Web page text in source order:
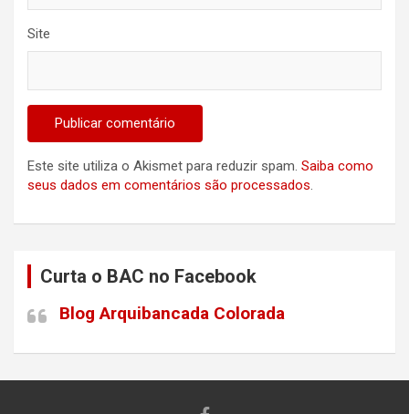
Site
Este site utiliza o Akismet para reduzir spam. Saiba como
seus dados em comentários são processados.
Curta o BAC no Facebook
Blog Arquibancada Colorada